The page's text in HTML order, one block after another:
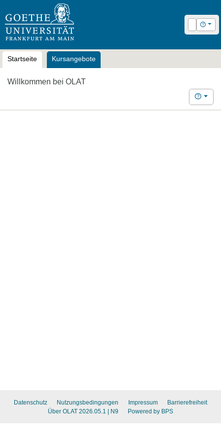
Login Hilfe
Startseite Kursangebote
Willkommen bei OLAT
Hilfe
Datenschutz Nutzungsbedingungen Impressum
Barrierefreiheit
Über OLAT 2026.05.1
| N9 Powered by BPS